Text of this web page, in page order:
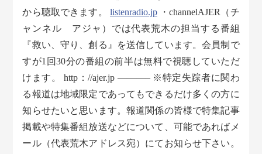
から聴取できます。 listenradio.jp・channelAJER（チ
ャンネル アジャ）では代表荒木の担当する番組
『救い、守り、創る』を送信しています。会員制で
すが1回30分の番組の前半は無料で視聴していただ
けます。 http：//ajer.jp ———– ※特定失踪者に関わ
る報道は地域限定であってもできるだけ多くの方に
知らせたいと思います。報道関係の皆様で特集記事
掲載や特集番組放送などについて、可能であればメ
ール（代表荒木アドレス宛）にてお知らせ下さい。